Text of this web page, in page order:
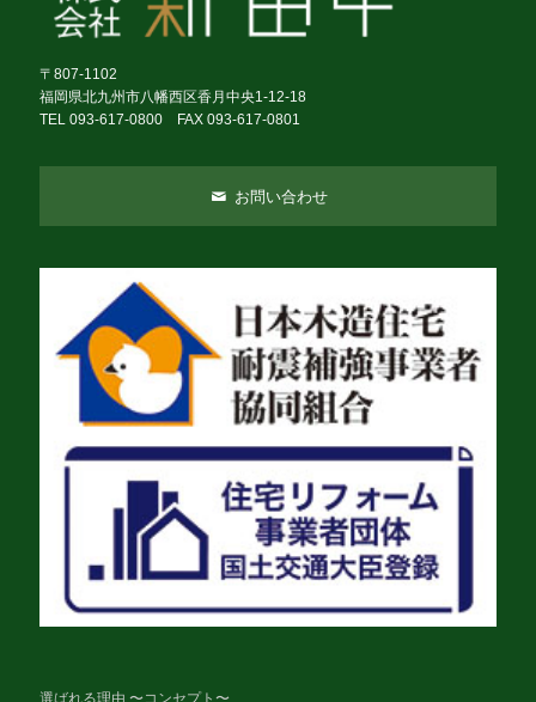
〒807-1102
福岡県北九州市八幡西区香月中央1-12-18
TEL 093-617-0800 FAX 093-617-0801
お問い合わせ
選ばれる理由 〜コンセプト〜